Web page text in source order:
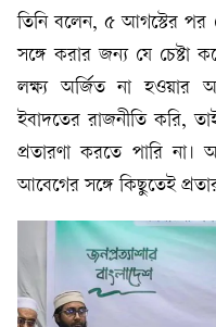
তিনি বলেন, ৫ আগস্টের পর
সঙ্গে করার জন্য যে চেষ্টা
লক্ষ্য অর্জিত না হওয়ার
ইবাদতের রাজনীতি করি,
প্রতারণা করতে পারি
আবেগের সঙ্গে কিছুতেই